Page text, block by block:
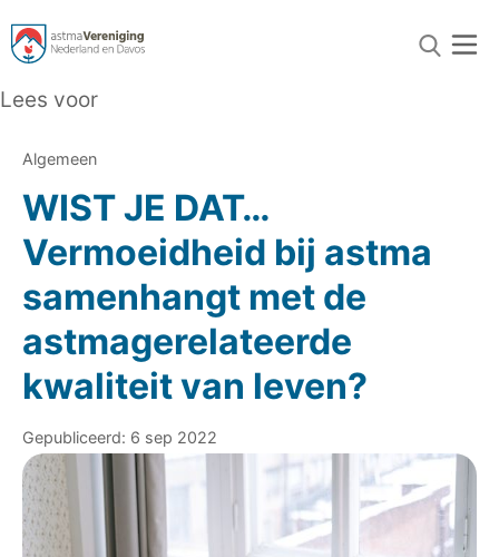
Lees voor
Algemeen
WIST JE DAT…
Vermoeidheid bij astma
samenhangt met de
astmagerelateerde
kwaliteit van leven?
Gepubliceerd: 6 sep 2022